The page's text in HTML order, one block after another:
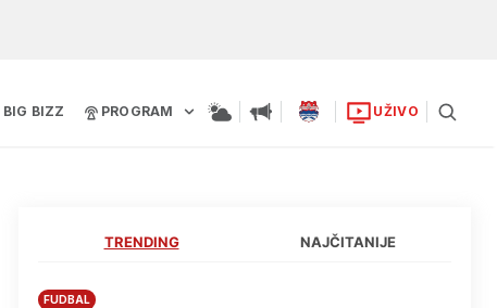
BIG BIZZ PROGRAM UŽIVO
TRENDING NAJČITANIJE
FUDBAL